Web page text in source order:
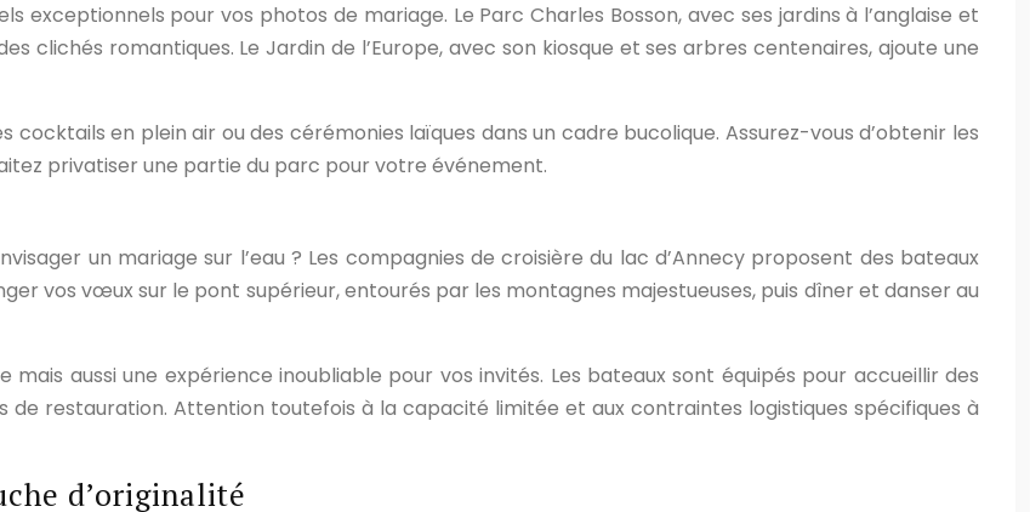
exceptionnels pour vos photos de mariage. Le Parc Charles Bosson, avec ses jardins à l’anglaise et
clichés romantiques. Le Jardin de l’Europe, avec son kiosque et ses arbres centenaires, ajoute une
en plein air ou des cérémonies laïques dans un cadre bucolique. Assurez-vous d’obtenir les
privatiser une partie du parc pour votre événement.
un mariage sur l’eau ? Les compagnies de croisière du lac d’Annecy proposent des bateaux
vos vœux sur le pont supérieur, entourés par les montagnes majestueuses, puis dîner et danser au
aussi une expérience inoubliable pour vos invités. Les bateaux sont équipés pour accueillir des
de restauration. Attention toutefois à la capacité limitée et aux contraintes logistiques spécifiques à
d’originalité